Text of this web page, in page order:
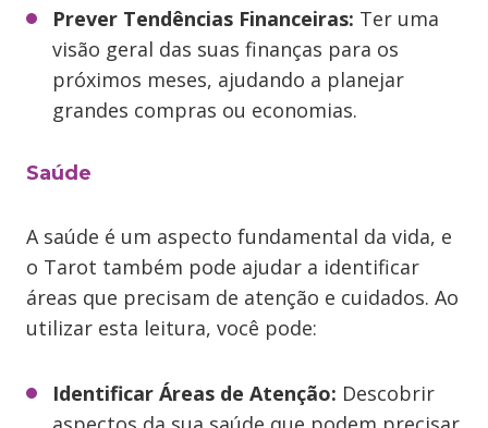
Prever Tendências Financeiras: Ter uma
visão geral das suas finanças para os
próximos meses, ajudando a planejar
grandes compras ou economias.
Saúde
A saúde é um aspecto fundamental da vida, e
o Tarot também pode ajudar a identificar
áreas que precisam de atenção e cuidados. Ao
utilizar esta leitura, você pode:
Identificar Áreas de Atenção: Descobrir